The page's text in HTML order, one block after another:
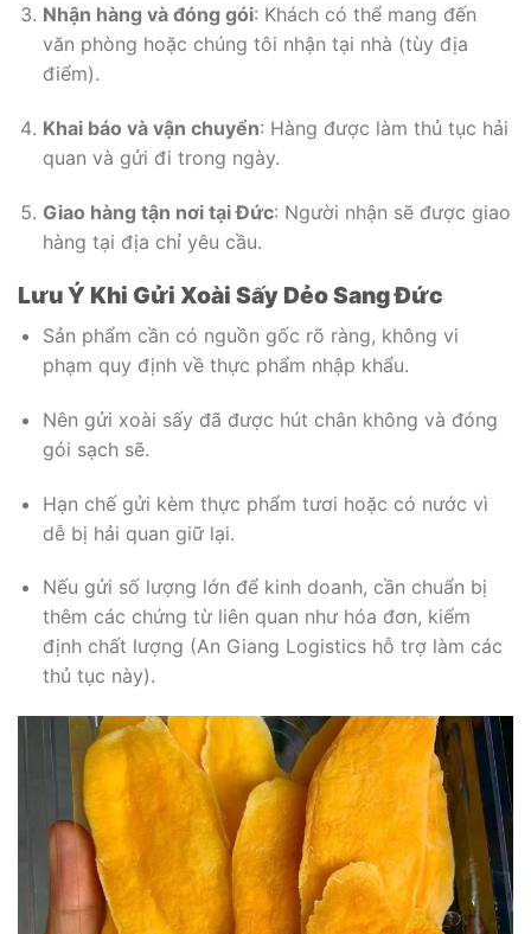
Nhận hàng và đóng gói: Khách có thể mang đến
văn phòng hoặc chúng tôi nhận tại nhà (tùy địa
điểm).
Khai báo và vận chuyển: Hàng được làm thủ tục hải
quan và gửi đi trong ngày.
Giao hàng tận nơi tại Đức: Người nhận sẽ được giao
hàng tại địa chỉ yêu cầu.
Lưu Ý Khi Gửi Xoài Sấy Dẻo Sang Đức
Sản phẩm cần có nguồn gốc rõ ràng, không vi
phạm quy định về thực phẩm nhập khẩu.
Nên gửi xoài sấy đã được hút chân không và đóng
gói sạch sẽ.
Hạn chế gửi kèm thực phẩm tươi hoặc có nước vì
dễ bị hải quan giữ lại.
Nếu gửi số lượng lớn để kinh doanh, cần chuẩn bị
thêm các chứng từ liên quan như hóa đơn, kiểm
định chất lượng (An Giang Logistics hỗ trợ làm các
thủ tục này).